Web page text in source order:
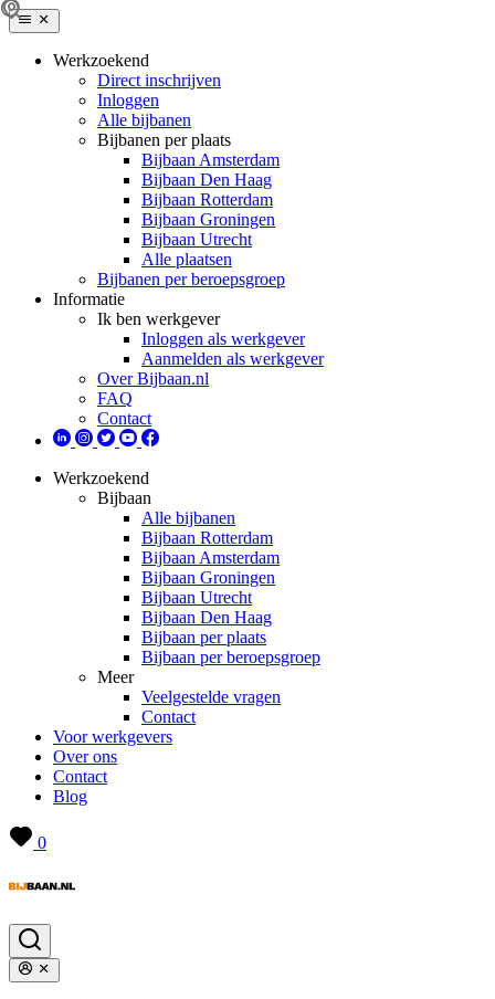
Werkzoekend
Direct inschrijven
Inloggen
Alle bijbanen
Bijbanen per plaats
Bijbaan Amsterdam
Bijbaan Den Haag
Bijbaan Rotterdam
Bijbaan Groningen
Bijbaan Utrecht
Alle plaatsen
Bijbanen per beroepsgroep
Informatie
Ik ben werkgever
Inloggen als werkgever
Aanmelden als werkgever
Over Bijbaan.nl
FAQ
Contact
Werkzoekend
Bijbaan
Alle bijbanen
Bijbaan Rotterdam
Bijbaan Amsterdam
Bijbaan Groningen
Bijbaan Utrecht
Bijbaan Den Haag
Bijbaan per plaats
Bijbaan per beroepsgroep
Meer
Veelgestelde vragen
Contact
Voor werkgevers
Over ons
Contact
Blog
0